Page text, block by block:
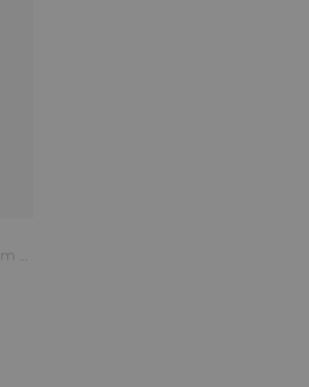
Simen Stiefelette mit floralem Druck Schwarz/Goldfarben